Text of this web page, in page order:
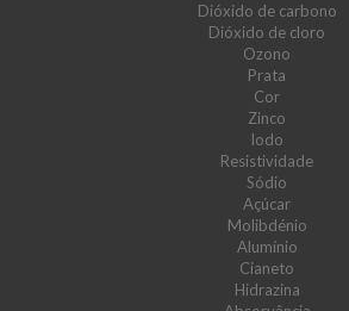
Dióxido de carbono
Dióxido de cloro
Ozono
Prata
Cor
Zinco
Iodo
Resistividade
Sódio
Açúcar
Molibdénio
Alumínio
Cianeto
Hidrazina